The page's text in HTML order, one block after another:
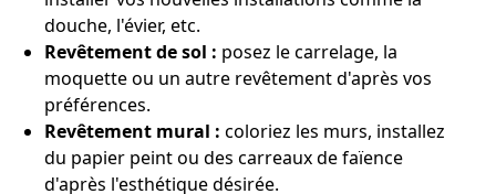
douche, l'évier, etc.
Revêtement de sol : posez le carrelage, la
moquette ou un autre revêtement d'après vos
préférences.
Revêtement mural : coloriez les murs, installez
du papier peint ou des carreaux de faïence
d'après l'esthétique désirée.